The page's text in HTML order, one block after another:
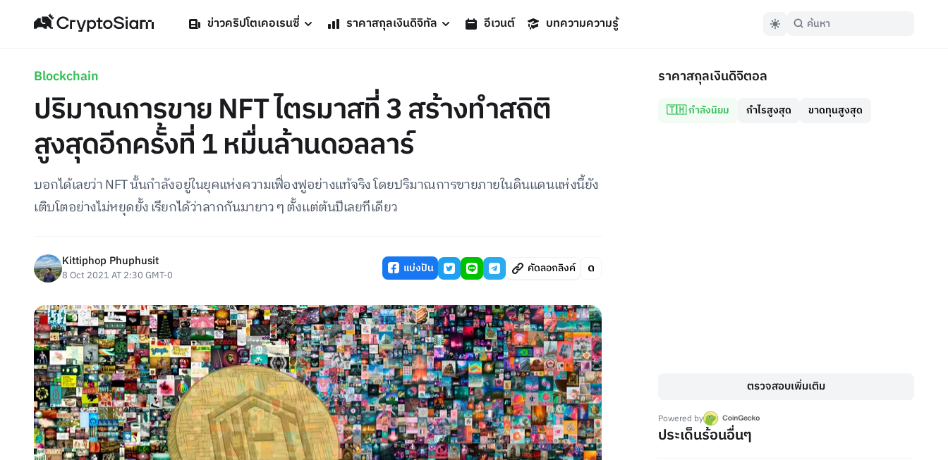
ข่าวคริปโตเคอเรนซี่ ราคาสกุลเงินดิจิทัล อีเวนต์ บทความความรู้
Blockchain
ปริมาณการขาย NFT ไตรมาสที่ 3 สร้างทำสถิติ
สูงสุดอีกครั้งที่ 1 หมื่นล้านดอลลาร์
บอกได้เลยว่า NFT นั้นกำลังอยู่ในยุคแห่งความเฟื่องฟูอย่างแท้จริง โดยปริมาณการขายภายในดินแดนแห่งนี้ยัง
เติบโตอย่างไม่หยุดยั้ง เรียกได้ว่าลากกันมายาว ๆ ตั้งแต่ต้นปีเลยทีเดียว
Kittiphop Phuphusit
8 Oct 2021 AT 2:30 GMT-0 แบ่งปัน คัดลอกลิงค์
ราคาสกุลเงินดิจิตอล
🇹🇭 กำลังนิยม กำไรสูงสุด ขาดทุนสูงสุด
ตรวจสอบเพิ่มเติม
Powered by
ประเด็นร้อนอื่นๆ